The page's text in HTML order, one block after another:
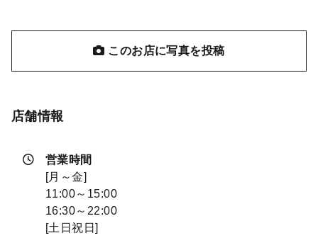
このお店に写真を投稿
店舗情報
営業時間
[月～金]
11:00～15:00
16:30～22:00
[土日祝日]